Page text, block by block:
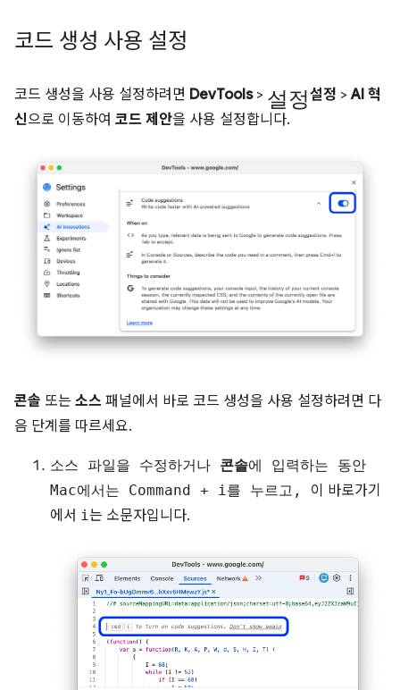
코드 생성 사용 설정
코드 생성을 사용 설정하려면 DevTools> 설정설정 >AI 혁
신으로 이동하여 코드 제안을 사용 설정합니다.
콘솔 또는 소스 패널에서 바로 코드 생성을 사용 설정하려면 다
음 단계를 따르세요.
소스 파일을 수정하거나 콘솔에 입력하는 동안
Mac에서는 Command + i를 누르고, 이 바로가기
에서 i는 소문자입니다.